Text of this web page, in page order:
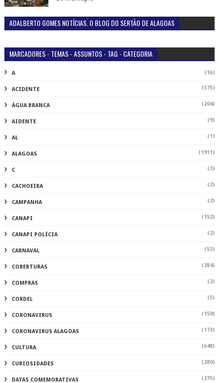
ADALBERTO GOMES NOTÍCIAS. O BLOG DO SERTÃO DE ALAGOAS
MARCADORES - TEMAS - ASSUNTOS - TAG - CATEGORIA
A (16)
ACIDENTE (575)
ÁGUA BRANCA (204)
AIDENTE (9)
AL (1)
ALAGOAS (1911)
C (3)
CACHOEIRA (2)
CAMPANHA (2)
CANAPI (152)
CANAPI POLÍCIA (2)
CARNAVAL (53)
COBERTURAS (284)
COMPRAS (2)
CORDEL (5)
CORONAVIRUS (150)
CORONAVIRUS ALAGOAS (173)
CULTURA (648)
CURIOSIDADES (280)
DATAS COMEMORATIVAS (275)